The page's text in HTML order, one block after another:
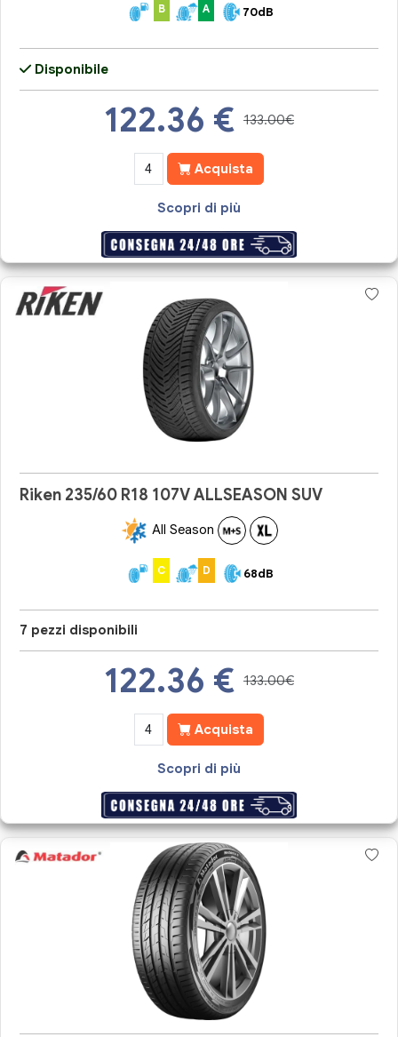
B A 70dB
Disponibile
122.36 € 133.00€
Acquista
Scopri di più
Riken 235/60 R18 107V ALLSEASON SUV
All Season
C D 68dB
7 pezzi disponibili
122.36 € 133.00€
Acquista
Scopri di più